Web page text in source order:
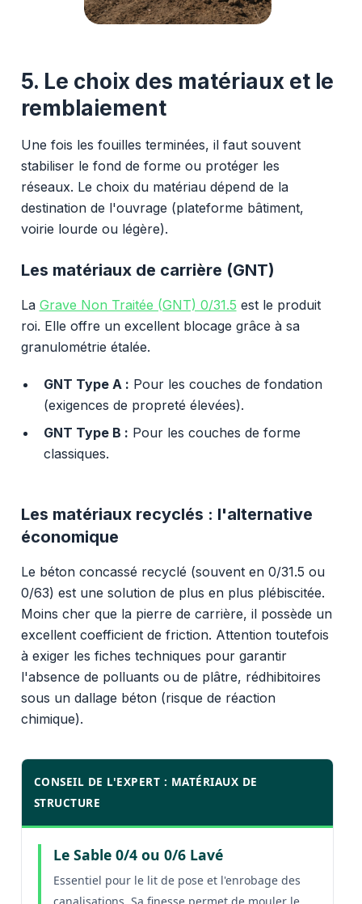
5. Le choix des matériaux et le
remblaiement
Une fois les fouilles terminées, il faut souvent
stabiliser le fond de forme ou protéger les
réseaux. Le choix du matériau dépend de la
destination de l'ouvrage (plateforme bâtiment,
voirie lourde ou légère).
Les matériaux de carrière (GNT)
La Grave Non Traitée (GNT) 0/31.5 est le produit
roi. Elle offre un excellent blocage grâce à sa
granulométrie étalée.
GNT Type A : Pour les couches de fondation
(exigences de propreté élevées).
GNT Type B : Pour les couches de forme
classiques.
Les matériaux recyclés : l'alternative
économique
Le béton concassé recyclé (souvent en 0/31.5 ou
0/63) est une solution de plus en plus plébiscitée.
Moins cher que la pierre de carrière, il possède un
excellent coefficient de friction. Attention toutefois
à exiger les fiches techniques pour garantir
l'absence de polluants ou de plâtre, rédhibitoires
sous un dallage béton (risque de réaction
chimique).
CONSEIL DE L'EXPERT : MATÉRIAUX DE
STRUCTURE
Le Sable 0/4 ou 0/6 Lavé
Essentiel pour le lit de pose et l'enrobage des
canalisations. Sa finesse permet de mouler le